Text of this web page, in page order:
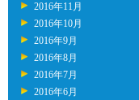
2016年11月
2016年10月
2016年9月
2016年8月
2016年7月
2016年6月